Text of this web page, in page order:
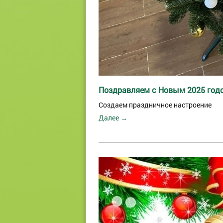
Поздравляем с Новым 2025
Создаем праздничное настроение
Далее →